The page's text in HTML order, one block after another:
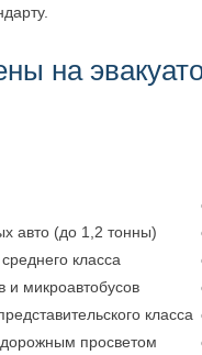
на
авто (до 1,2 тонны)
класса
и микроавтобусов
класса
просветом